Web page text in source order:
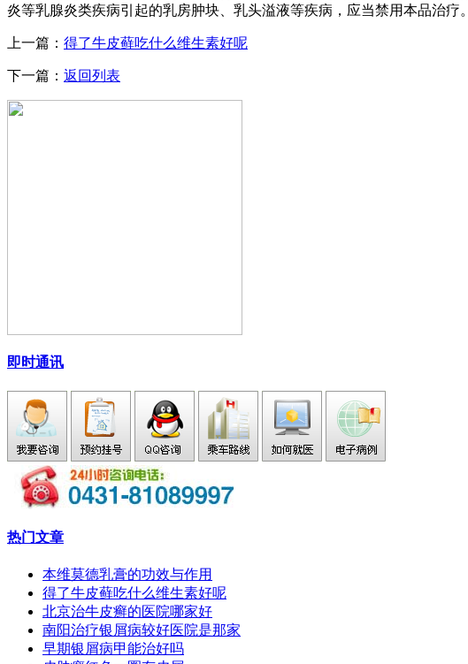
炎等乳腺炎类疾病引起的乳房肿块、乳头溢液等疾病，应当禁用本品治疗。
上一篇： 得了牛皮藓吃什么维生素好呢
下一篇： 返回列表
即时通讯
热门文章
本维莫德乳膏的功效与作用
得了牛皮藓吃什么维生素好呢
北京治牛皮癣的医院哪家好
南阳治疗银屑病较好医院是那家
早期银屑病甲能治好吗